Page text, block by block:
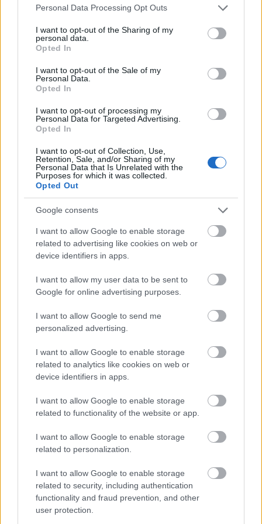
Please note that this website/app uses one or more Google
not limited to your visit or usage behaviour. You may click to
grant or deny consent to Google and its third-party tags to
use your data for below specified purposes in below Google
consent section.
Personal Data Processing Opt Outs
I want to opt-out of the Sharing of my
personal data.
Opted In
I want to opt-out of the Sale of my
Personal Data.
Opted In
I want to opt-out of processing my
Personal Data for Targeted Advertising.
Opted In
I want to opt-out of Collection, Use,
Retention, Sale, and/or Sharing of my
Personal Data that Is Unrelated with the
Purposes for which it was collected.
Opted Out
Google consents
I want to allow Google to enable storage
related to advertising like cookies on web or
device identifiers in apps.
I want to allow my user data to be sent to
Google for online advertising purposes.
I want to allow Google to send me
personalized advertising.
I want to allow Google to enable storage
related to analytics like cookies on web or
device identifiers in apps.
I want to allow Google to enable storage
related to functionality of the website or app.
I want to allow Google to enable storage
related to personalization.
I want to allow Google to enable storage
related to security, including authentication
functionality and fraud prevention, and other
user protection.
44,3%να προβλέπει χειροτέρευση των
οικονομικών του το 2026. Ηακρίβεια (51%)
παραμένει το νούμερο ένα πρόβλημα της χώρας.
Γεωπολιτικά:Σαρωτικό ποσοστό 83,8%
ανησυχεί για τις διεθνείς αναταράξεις, με το
80,7%να ζητά πολιτική σταθερότητα και ισχυρή
ηγεσία
ΑΣΕΠ: Πιστοποίηση Αγγλικών σε
μόνο 2 ημέρες στα χέρια σας
ΑΣΕΠ: Εξ αποστάσεως η πιο Εύκολη
μέρες
ειδήσεις.
Βάλε το proson.gr στα αποτελέσματα
Δημοφιλείς Ειδήσεις